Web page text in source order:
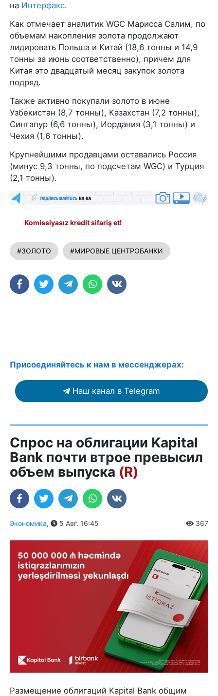
на Интерфакс.
Как отмечает аналитик WGC Марисса Салим, по
объемам накопления золота продолжают
лидировать Польша и Китай (18,6 тонны и 14,9
тонны за июнь соответственно), причем для
Китая это двадцатый месяц закупок золота
подряд.
Также активно покупали золото в июне
Узбекистан (8,7 тонны), Казахстан (7,2 тонны),
Сингапур (6,6 тонны), Иордания (3,1 тонны) и
Чехия (1,6 тонны).
Крупнейшими продавцами оставались Россия
(минус 9,3 тонны, по подсчетам WGC) и Турция
(2,1 тонны).
Komissiyasız kredit sifariş et!
#ЗОЛОТО #МИРОВЫЕ ЦЕНТРОБАНКИ
Присоединяйтесь к нам в мессенджерах:
Наш канал в Telegram
Спрос на облигации Kapital
Bank почти втрое превысил
объем выпуска (R)
Экономика, 5 Авг. 16:45 367
Размещение облигаций Kapital Bank общим